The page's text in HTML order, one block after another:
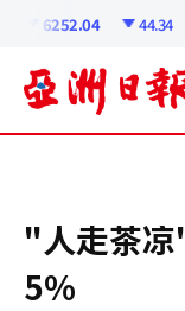
6252.04 44.34
"人走茶
5%